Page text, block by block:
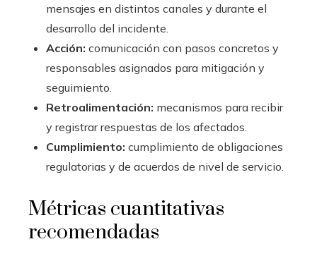
mensajes en distintos canales y durante el
desarrollo del incidente.
Acción: comunicación con pasos concretos y
responsables asignados para mitigación y
seguimiento.
Retroalimentación: mecanismos para recibir
y registrar respuestas de los afectados.
Cumplimiento: cumplimiento de obligaciones
regulatorias y de acuerdos de nivel de servicio.
Métricas cuantitativas
recomendadas